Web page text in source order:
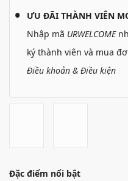
ƯU ĐÃI THÀNH VIÊN
Nhập mã URWELCOME
ký thành viên và mua
Điều khoản & Điều kiện
Đặc điểm nổi bật